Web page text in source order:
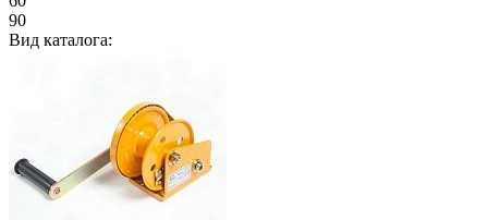
90
Вид каталога: